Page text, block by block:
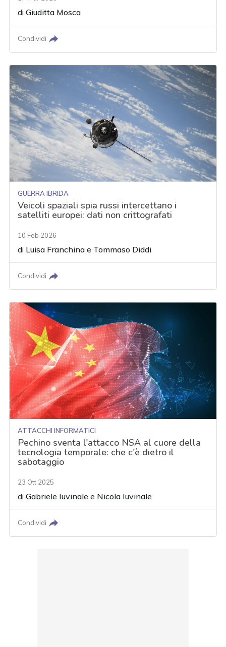
diGiuditta Mosca
Condividi
GUERRA IBRIDA
Veicoli spaziali spia russi intercettano i
satelliti europei: dati non crittografati
10 Feb 2026
di Luisa Franchina e Tommaso Diddi
Condividi
ATTACCHI INFORMATICI
Pechino sventa l'attacco NSA al cuore della
tecnologia temporale: che c'è dietro il
sabotaggio
23 Ott 2025
diGabriele Iuvinale e Nicola Iuvinale
Condividi